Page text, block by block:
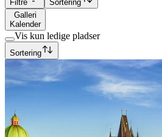
Filtre
Sortering
Galleri
Kalender
Vis kun ledige pladser
Sortering